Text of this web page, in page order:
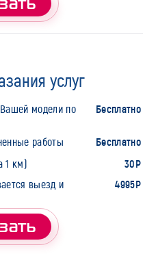
услуг
модели по
Бесплатно
работы Бесплатно
1 км) 30Р
выезд и
4995Р